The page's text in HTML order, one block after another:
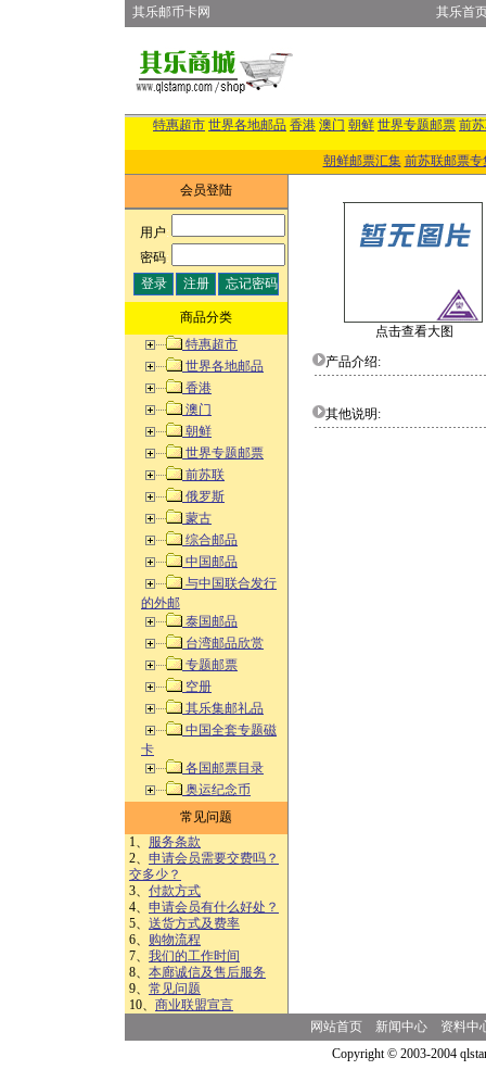
其乐邮币卡网 其乐首
特惠超市 世界各地邮品 香港 澳门 朝鲜 世界专题邮票 前
朝鲜邮票汇集 前苏联邮票专
会员登陆
用户:
密码:
商品分类
特惠超市
世界各地邮品
香港
澳门
朝鲜
世界专题邮票
前苏联
俄罗斯
蒙古
综合邮品
中国邮品
与中国联合发行
的外邮
泰国邮品
台湾邮品欣赏
专题邮票
空册
其乐集邮礼品
中国全套专题磁
卡
各国邮票目录
奥运纪念币
常见问题
1、 服务条款
2、 申请会员需要交费吗？
交多少？
3、 付款方式
4、 申请会员有什么好处？
5、 送货方式及费率
6、 购物流程
7、 我们的工作时间
8、 本廊诚信及售后服务
9、 常见问题
10、 商业联盟宣言
点击查看大图
产品介绍:
其他说明:
网站首页 新闻中心
资料中
Copyright © 2003-2004